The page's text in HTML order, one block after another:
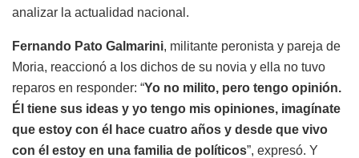
analizar la actualidad nacional.
Fernando Pato Galmarini, militante peronista y pareja de
Moria, reaccionó a los dichos de su novia y ella no tuvo
reparos en responder: “Yo no milito, pero tengo opinión.
Él tiene sus ideas y yo tengo mis opiniones, imagínate
que estoy con él hace cuatro años y desde que vivo
con él estoy en una familia de políticos”, expresó. Y